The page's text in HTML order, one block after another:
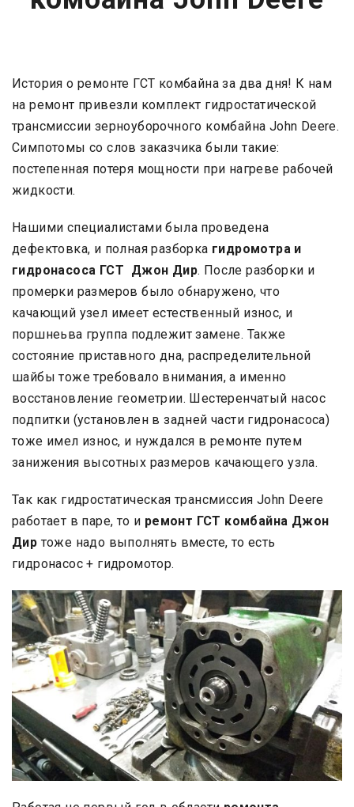
История о ремонте ГСТ комбайна за два дня! К нам
на ремонт привезли комплект гидростатической
трансмиссии зерноуборочного комбайна John Deere.
Симпотомы со слов заказчика были такие:
постепенная потеря мощности при нагреве рабочей
жидкости.
Нашими специалистами была проведена
дефектовка, и полная разборка гидромотра и
гидронасоса ГСТ Джон Дир. После разборки и
промерки размеров было обнаружено, что
качающий узел имеет естественный износ, и
поршнеьва группа подлежит замене. Также
состояние приставного дна, распределительной
шайбы тоже требовало внимания, а именно
восстановление геометрии. Шестеренчатый насос
подпитки (установлен в задней части гидронасоса)
тоже имел износ, и нуждался в ремонте путем
занижения высотных размеров качающего узла.
Так как гидростатическая трансмиссия John Deere
работает в паре, то и ремонт ГСТ комбайна Джон
Дир тоже надо выполнять вместе, то есть
гидронасос + гидромотор.